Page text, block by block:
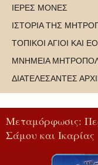
ΙΕΡΕΣ ΜΟΝΕΣ
ΙΣΤΟΡΙΑ ΤΗΣ
ΤΟΠΙΚΟΙ ΑΓΙΟΙ ΚΑΙ
ΜΝΗΜΕΙΑ
ΔΙΑΤΕΛΕΣΑΝΤΕΣ
Μεταμόρφωσις:
Σάμου και Ικαρίας